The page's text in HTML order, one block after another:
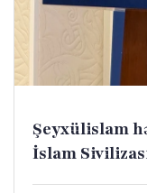
Şeyxülislam
İslam